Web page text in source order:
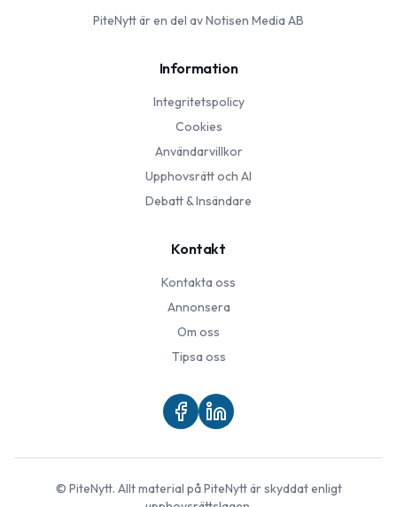
PiteNyttär en del av Notisen Media AB
Information
Integritetspolicy
Cookies
Användarvillkor
Upphovsrätt och AI
Debatt & Insändare
Kontakt
Kontakta oss
Annonsera
Om oss
Tipsa oss
© PiteNytt. Allt material påPiteNyttär skyddat enligt